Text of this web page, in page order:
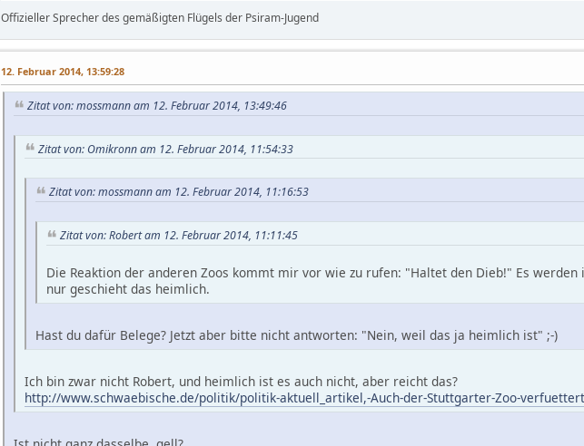
Offizieller Sprecher des gemäßigten Flügels der Psiram-Jugend
12. Februar 2014, 13:59:28
Zitat von: mossmann am 12. Februar 2014, 13:49:46
Zitat von: Omikronn am 12. Februar 2014, 11:54:33
Zitat von: mossmann am 12. Februar 2014, 11:16:53
Zitat von: Robert am 12. Februar 2014, 11:11:45
Die Reaktion der anderen Zoos kommt mir vor wie zu rufen: "Haltet den Dieb!" Es
nur geschieht das heimlich.
Hast du dafür Belege? Jetzt aber bitte nicht antworten: "Nein, weil das ja heimlich ist" ;-)
Ich bin zwar nicht Robert, und heimlich ist es auch nicht, aber reicht das?
http://www.schwaebische.de/politik/politik-aktuell_artikel,-Auch-der-Stuttgarter-Zoo-